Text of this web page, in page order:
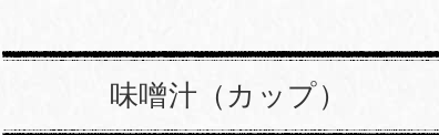
味噌汁（カップ）